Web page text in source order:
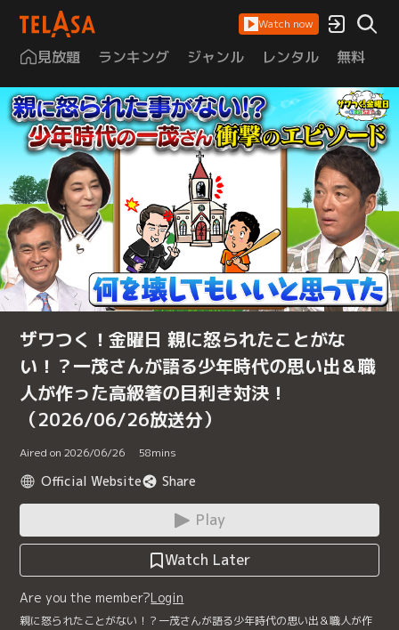
Watch now
見放題 ランキング ジャンル レンタル 無料
ザワつく！金曜日 親に怒られたことがな
い！？一茂さんが語る少年時代の思い出＆職
人が作った高級箸の目利き対決！
（2026/06/26放送分）
Aired on 2026/06/26 58mins
Official Website Share
Play
Watch Later
Are you the member?Login
親に怒られたことがない！？一茂さんが語る少年時代の思い出＆職人が作